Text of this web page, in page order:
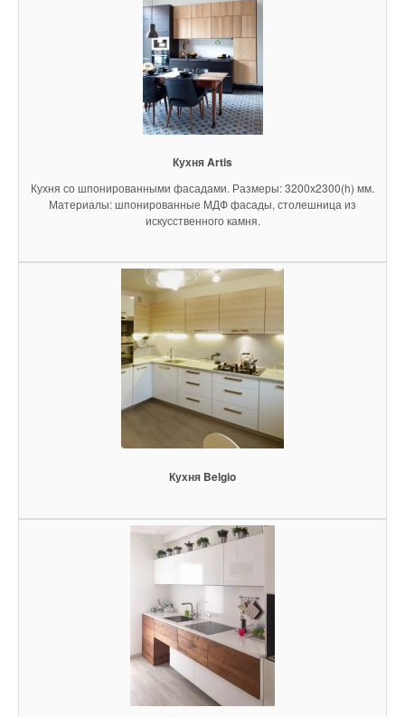
Кухня Artis
Кухня со шпонированными фасадами. Размеры: 3200х2300(h) мм.
Материалы: шпонированные МДФ фасады, столешница из
искусственного камня.
Кухня Belgio